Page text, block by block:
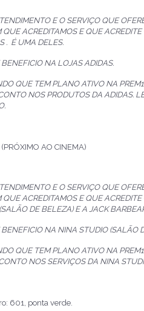
E O SERVIÇO QUE
ACREDITAMOS E QUE
. É UMA DELES.
NA LOJAS ADIDAS.
QUE TEM PLANO ATIVO NA
NOS PRODUTOS DA ADIDAS.
AO CINEMA)
E O SERVIÇO QUE
ACREDITAMOS E QUE
DE BELEZA) E A JACK
NA NINA STUDIO (SALÃO
QUE TEM PLANO ATIVO NA
NOS SERVIÇOS DA NINA
601, ponta verde.